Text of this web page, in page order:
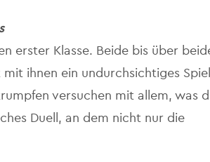
erster Klasse. Beide bis über
ihnen ein undurchsichtiges
versuchen mit allem, was
Duell, an dem nicht nur die